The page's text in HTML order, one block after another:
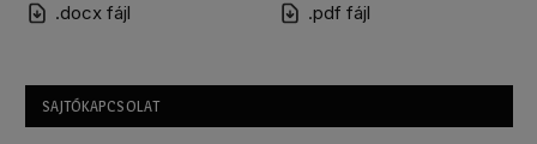
.docx fájl .pdf fájl
SAJTÓKAPCSOLAT